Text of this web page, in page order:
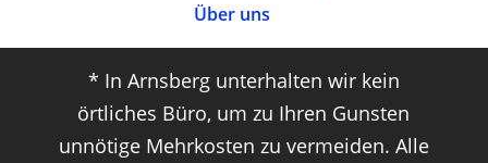
Über uns
* In Arnsberg unterhalten wir kein
örtliches Büro, um zu Ihren Gunsten
unnötige Mehrkosten zu vermeiden. Alle